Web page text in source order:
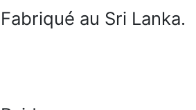
Fabriqué au Sri Lanka.